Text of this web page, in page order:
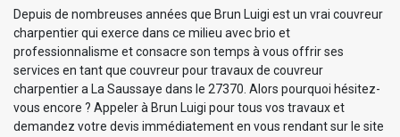
Depuis de nombreuses années que Brun Luigi est un vrai couvreur
charpentier qui exerce dans ce milieu avec brio et
professionnalisme et consacre son temps à vous offrir ses
services en tant que couvreur pour travaux de couvreur
charpentier a La Saussaye dans le 27370. Alors pourquoi hésitez-
vous encore ? Appeler à Brun Luigi pour tous vos travaux et
demandez votre devis immédiatement en vous rendant sur le site